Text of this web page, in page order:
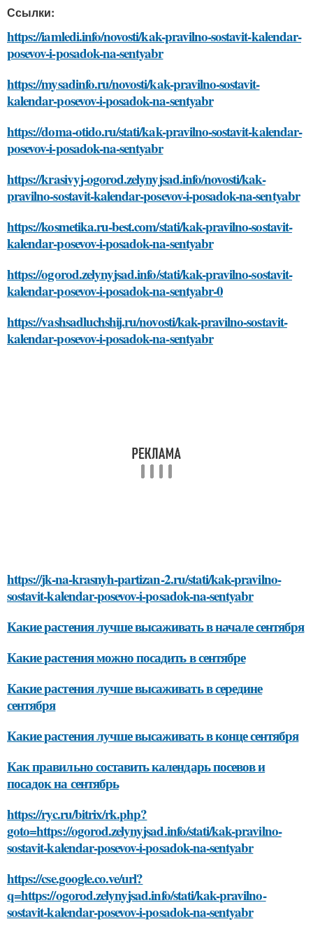
Ссылки:
https://iamledi.info/novosti/kak-pravilno-sostavit-kalendar-
posevov-i-posadok-na-sentyabr
https://mysadinfo.ru/novosti/kak-pravilno-sostavit-
kalendar-posevov-i-posadok-na-sentyabr
https://doma-otido.ru/stati/kak-pravilno-sostavit-kalendar-
posevov-i-posadok-na-sentyabr
https://krasivyj-ogorod.zelynyjsad.info/novosti/kak-
pravilno-sostavit-kalendar-posevov-i-posadok-na-sentyabr
https://kosmetika.ru-best.com/stati/kak-pravilno-sostavit-
kalendar-posevov-i-posadok-na-sentyabr
https://ogorod.zelynyjsad.info/stati/kak-pravilno-sostavit-
kalendar-posevov-i-posadok-na-sentyabr-0
https://vashsadluchshij.ru/novosti/kak-pravilno-sostavit-
kalendar-posevov-i-posadok-na-sentyabr
https://jk-na-krasnyh-partizan-2.ru/stati/kak-pravilno-
sostavit-kalendar-posevov-i-posadok-na-sentyabr
Какие растения лучше высаживать в начале сентября
Какие растения можно посадить в сентябре
Какие растения лучше высаживать в середине
сентября
Какие растения лучше высаживать в конце сентября
Как правильно составить календарь посевов и
посадок на сентябрь
https://ryc.ru/bitrix/rk.php?
goto=https://ogorod.zelynyjsad.info/stati/kak-pravilno-
sostavit-kalendar-posevov-i-posadok-na-sentyabr
https://cse.google.co.ve/url?
q=https://ogorod.zelynyjsad.info/stati/kak-pravilno-
sostavit-kalendar-posevov-i-posadok-na-sentyabr